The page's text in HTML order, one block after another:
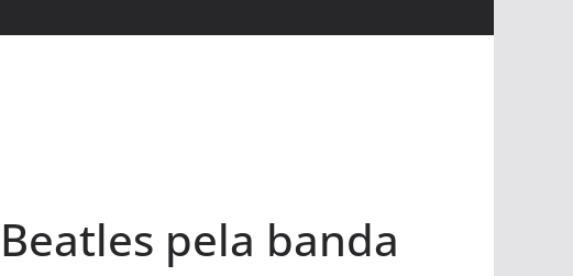
pela banda